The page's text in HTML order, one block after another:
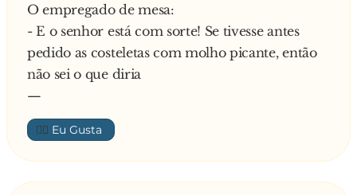
O empregado de mesa:
- E o senhor está com sorte! Se tivesse antes
pedido as costeletas com molho picante, então
não sei o que diria
—
👍🏼